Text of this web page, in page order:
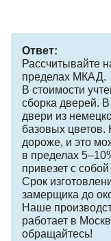
Ответ:
Рассчитывайте
пределах МКАД.
В стоимости
сборка дверей.
двери из
базовых цветов.
дороже, и это
в пределах
привезет с
Срок
замерщика до
Наше
работает в
обращайтесь!